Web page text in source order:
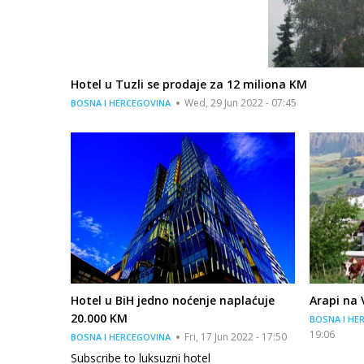
Hotel u Tuzli se prodaje za 12 miliona KM
BOSNA I HERCEGOVINA Wed, 29 Jun 2022 - 07:45
Hotel u BiH jedno noćenje naplaćuje
20.000 KM
BOSNA I HERCEGOVINA Fri, 17 Jun 2022 - 17:50
Arapi na
BOSNA I
19:06
Subscribe to luksuzni hotel